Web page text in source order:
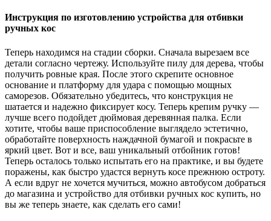
Инструкция по изготовлению устройства для отбивки
ручных кос
Теперь находимся на стадии сборки. Сначала вырезаем все
детали согласно чертежу. Используйте пилу для дерева, чтобы
получить ровные края. После этого скрепите основное
основание и платформу для удара с помощью мощных
саморезов. Обязательно убедитесь, что конструкция не
шатается и надежно фиксирует косу. Теперь крепим ручку —
лучше всего подойдет дюймовая деревянная палка. Если
хотите, чтобы ваше приспособление выглядело эстетично,
обработайте поверхность наждачной бумагой и покрасьте в
яркий цвет. Вот и все, ваш уникальный отбойник готов!
Теперь осталось только испытать его на практике, и вы будете
поражены, как быстро удастся вернуть косе прежнюю остроту.
А если вдруг не хочется мучиться, можно автобусом добраться
до магазина и устройство для отбивки ручных кос купить, но
вы же теперь знаете, как сделать его сами!